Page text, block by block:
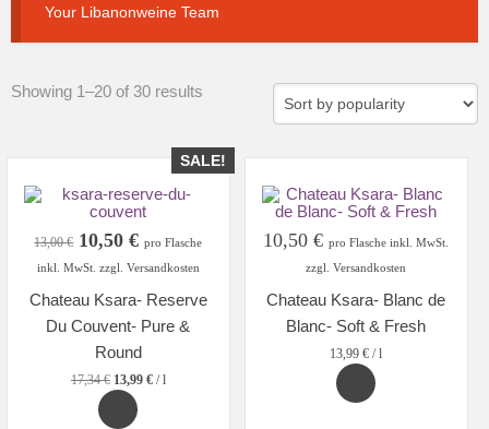
Your Libanonweine Team
Showing 1–20 of 30 results
SALE!
13,00€ Original
price
13,00 €.
10,50€Current
price
10,50 €.
pro Flasche
inkl. MwSt. zzgl. Versandkosten
Chateau Ksara- Reserve
Du Couvent- Pure &
Round
17,34€ 13,99 €/l
10,50€ pro Flasche inkl. MwSt.
zzgl. Versandkosten
Chateau Ksara- Blanc de
Blanc- Soft & Fresh
13,99€ /l